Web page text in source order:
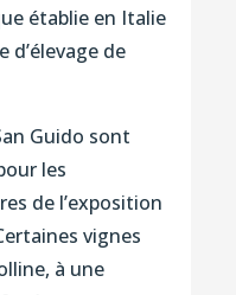
établie en Italie
d’élevage de
Guido sont
les
de l’exposition
vignes
à une